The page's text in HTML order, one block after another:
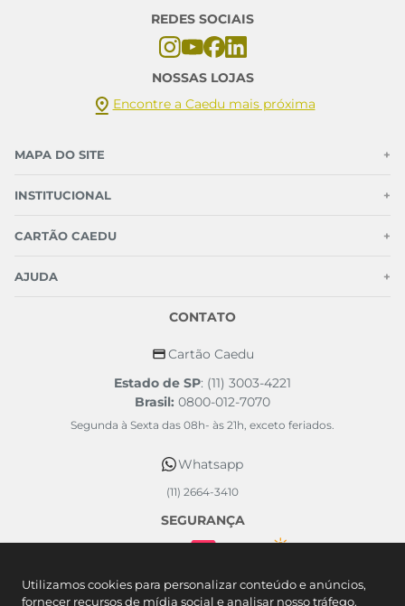
Utilizamos cookies para personalizar conteúdo e anúncios,
fornecer recursos de mídia social e analisar nosso tráfego.
REDES SOCIAIS
NOSSAS LOJAS
Encontre a Caedu mais próxima
MAPA DO SITE +
INSTITUCIONAL +
CARTÃO CAEDU +
AJUDA +
CONTATO
Cartão Caedu
Estado de SP: (11) 3003-4221
Brasil: 0800-012-7070
Segunda à Sexta das 08h- às 21h, exceto feriados.
Whatsapp
(11) 2664-3410
SEGURANÇA
FORMAS DE PAGAMENTO